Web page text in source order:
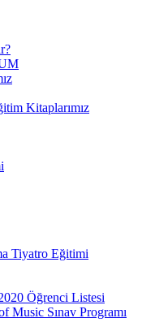
Kitaplarımız
Tiyatro Eğitimi
Öğrenci Listesi
Music Sınav Programı